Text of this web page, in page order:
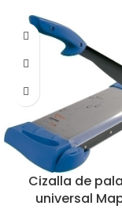
Cizalla de
universal